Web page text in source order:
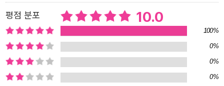
경 펠트 천을 사용하고, 들고 다닐 수 있도록 손잡이를 달았다. 3.장갑
원화 일러스트 세트(8장) -비슷하지만 다른 8장의 장갑 일러스트가
들어 있다. 각각의 장갑을 보고 어떤 동물이 들어갔는지 맞춰보는 놀
이를 하거나, 새로운 이야기를 꾸며 보는 등 다양한 독후 활동으로 확
장할 수 있다. *《장갑》 겨울 한정 패키지 [내용: 양장 그림책, 책 케이
스(책가방), 장갑 원화 일러스트 세트(8장)]는 한정판으로 독자와 만
평점 분포 10.0
100%
0%
0%
0%